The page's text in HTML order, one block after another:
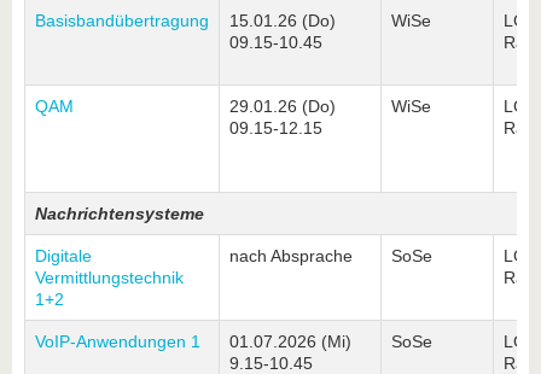
Basisbandübertragung
15.01.26 (Do)
09.15-10.45
WiSe
QAM
29.01.26 (Do)
09.15-12.15
WiSe
Nachrichtensysteme
Digitale
Vermittlungstechnik
1+2
nach Absprache SoSe
VoIP-Anwendungen 1
01.07.2026 (Mi)
9.15-10.45
SoSe